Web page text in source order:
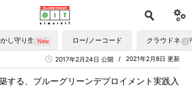
し守り生かす ロー/ノーコード クラウドネイ
2021年2月8日 更新
2017年2月24日 公開
する、ブルーグリーンデプロイメント実践入